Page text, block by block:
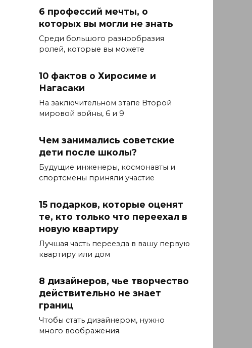
6 профессий мечты, о
которых вы могли не знать
Среди большого разнообразия
ролей, которые вы можете
10 фактов о Хиросиме и
Нагасаки
На заключительном этапе Второй
мировой войны, 6 и 9
Чем занимались советские
дети после школы?
Будущие инженеры, космонавты и
спортсмены приняли участие
15 подарков, которые оценят
те, кто только что переехал в
новую квартиру
Лучшая часть переезда в вашу первую
квартиру или дом
8 дизайнеров, чье творчество
действительно не знает
границ
Чтобы стать дизайнером, нужно
много воображения.